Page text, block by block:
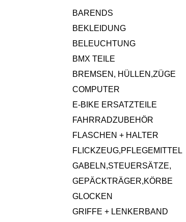
BARENDS
BEKLEIDUNG
BELEUCHTUNG
BMX TEILE
BREMSEN, HÜLLEN,ZÜGE
COMPUTER
E-BIKE ERSATZTEILE
FAHRRADZUBEHÖR
FLASCHEN + HALTER
FLICKZEUG,PFLEGEMITTEL
GABELN,STEUERSÄTZE,
GEPÄCKTRÄGER,KÖRBE
GLOCKEN
GRIFFE + LENKERBAND